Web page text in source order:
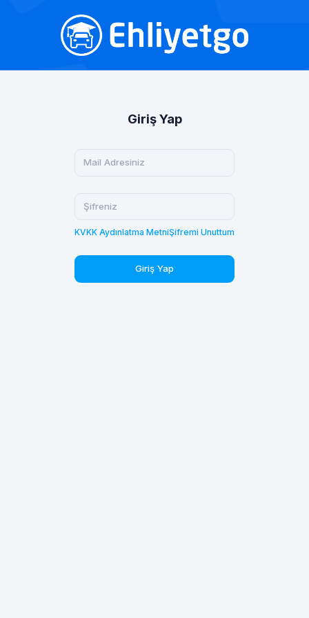
Giriş Yap
KVKK Aydınlatma MetniŞifremi Unuttum
Giriş Yap